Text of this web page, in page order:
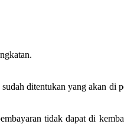
ditentukan yang akan di
tidak dapat di